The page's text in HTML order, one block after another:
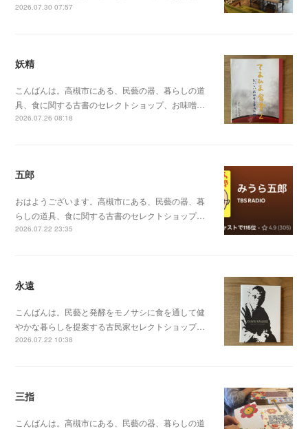
2026.07.30 07:57
妖精
こんばんは。高槻市にある、民藝の器、暮らしの道
具、食に関する古書のセレクトショップ、お味噌…
2026.07.26 08:18
五郎
おはようございます。高槻市にある、民藝の器、暮
らしの道具、食に関する古書のセレクトショップ…
2026.07.22 23:35
永遠
こんばんは。民藝と発酵をモノサシに食を通して健
やかな暮らしを提案する古民家セレクトショップ…
2026.07.22 10:38
三指
こんばんは。高槻市にある、民藝の器、暮らしの道